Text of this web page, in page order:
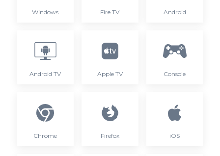
Windows Fire TV Android
Android TV Apple TV Console
Chrome Firefox iOS